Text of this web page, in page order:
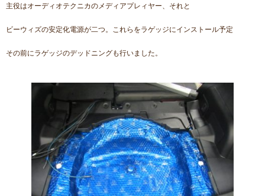
主役はオーディオテクニカのメディアプレィヤー、それと
ビーウィズの安定化電源が二つ。これらをラゲッジにインストール予定
その前にラゲッジのデッドニングも行いました。